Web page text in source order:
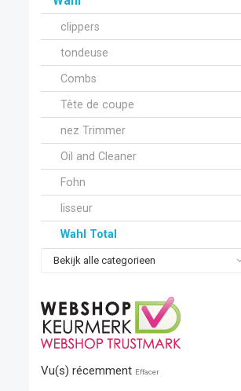
clippers
tondeuse
Combs
Tête de coupe
nez Trimmer
Oil and Cleaner
Fohn
lisseur
Wahl Total
Bekijk alle categorieen
Vu(s) récemment Effacer